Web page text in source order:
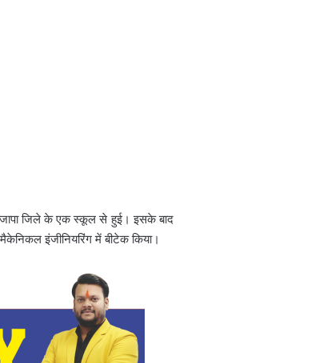
जिले के एक स्कूल से हुई। इसके बाद
इंजीनियरिंग में बीटेक किया।